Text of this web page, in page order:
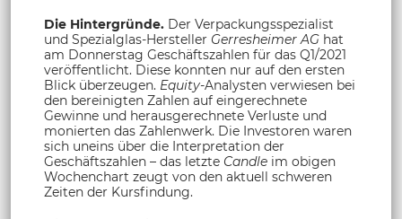
Die Hintergründe. Der Verpackungsspezialist
und Spezialglas-Hersteller Gerresheimer AG hat
am Donnerstag Geschäftszahlen für das Q1/2021
veröffentlicht. Diese konnten nur auf den ersten
Blick überzeugen. Equity-Analysten verwiesen bei
den bereinigten Zahlen auf eingerechnete
Gewinne und herausgerechnete Verluste und
monierten das Zahlenwerk. Die Investoren waren
sich uneins über die Interpretation der
Geschäftszahlen – das letzte Candle im obigen
Wochenchart zeugt von den aktuell schweren
Zeiten der Kursfindung.